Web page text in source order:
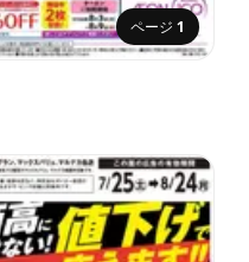
ページ 1